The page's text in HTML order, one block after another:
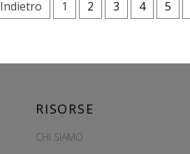
Indietro 1 2 3 4 5
RISORSE
CHI SIAMO